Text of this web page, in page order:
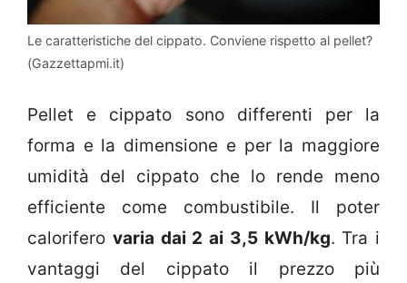
Le caratteristiche del cippato. Conviene rispetto al pellet?
(Gazzettapmi.it)
Pellet e cippato sono differenti per la
forma e la dimensione e per la maggiore
umidità del cippato che lo rende meno
efficiente come combustibile. Il poter
calorifero varia dai 2 ai 3,5 kWh/kg. Tra i
vantaggi del cippato il prezzo più